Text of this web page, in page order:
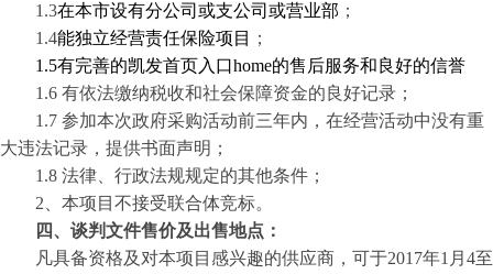
1.3在本市设有分公司或支公司或营业部 ；
1.4能独立经营责任保险项目
；
1.5有完善的凯发首页入口home的售后服务和良好的信誉
1.6 有依法缴纳税收和社会保障资金的良好记录；
1.7 参加本次政府采购活动前三年内，在经营活动中没有重
大违法记录，提供书面声明；
1.8 法律、行政法规规定的其他条件；
2、本项目不接受联合体竞标。
四、谈判文件售价及出售地点：
凡具备资格及对本项目感兴趣的供应商，可于2017年1月4至